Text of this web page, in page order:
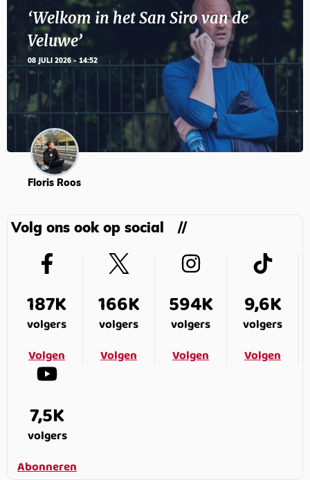
‘Welkom in het San Siro van de
Veluwe’
08 JULI 2026 - 14:52
Floris Roos
Volg ons ook op social
187K
volgers
Volgen
166K
volgers
Volgen
594K
volgers
Volgen
9,6K
volgers
Volgen
7,5K
volgers
Abonneren